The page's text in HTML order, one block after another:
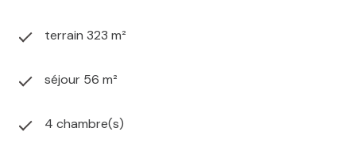
terrain 323 m²
séjour 56 m²
4 chambre(s)